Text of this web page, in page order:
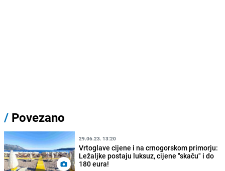
/ Povezano
29.06.23. 13:20
Vrtoglave cijene i na crnogorskom primorju:
Ležaljke postaju luksuz, cijene "skaču" i do
180 eura!